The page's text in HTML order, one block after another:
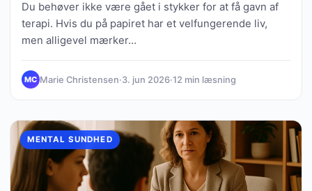
Du behøver ikke være gået i stykker for at få gavn af
terapi. Hvis du på papiret har et velfungerende liv,
men alligevel mærker…
MC Marie Christensen·3. jun 2026·12 min læsning
MENTAL SUNDHED